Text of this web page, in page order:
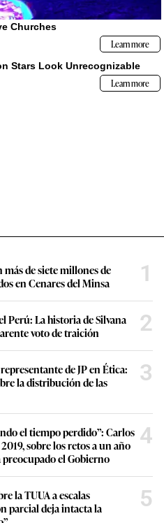
de siete millones de
en Cenares del Minsa
1
Perú: La historia de Silvana
voto de traición
2
de JP en Ética:
la distribución de las
3
el tiempo perdido”: Carlos
sobre los retos a un año
preocupado el Gobierno
4
la TUUA a escalas
parcial deja intacta la
5